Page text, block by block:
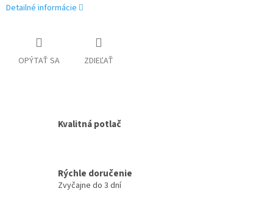
Detailné informácie
OPÝTAŤ SA ZDIEĽAŤ
Kvalitná potlač
Rýchle doručenie
Zvyčajne do 3 dní